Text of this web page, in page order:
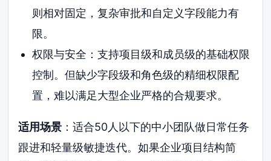
则相对固定，复杂审批和自定义字段能力有
限。
权限与安全：支持项目级和成员级的基础权限
控制。但缺少字段级和角色级的精细权限配
置，难以满足大型企业严格的合规要求。
适用场景 ：适合50人以下的中小团队做日常任务
跟进和轻量级敏捷迭代。如果企业项目结构简